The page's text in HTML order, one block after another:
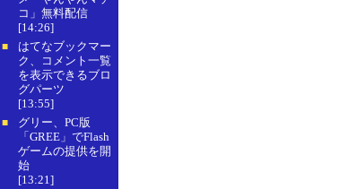
コ」無料配信
[14:26]
■
はてなブックマー
ク、コメント一覧
を表示できるブロ
グパーツ
[13:55]
■
グリー、PC版
「GREE」でFlash
ゲームの提供を開
始
[13:21]